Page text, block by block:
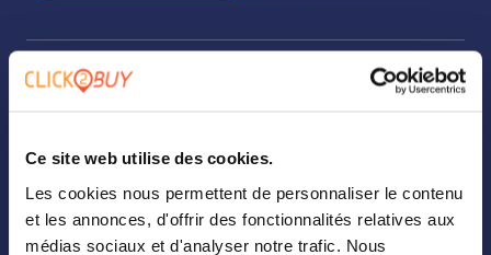
Ce site web utilise des cookies.
Les cookies nous permettent de personnaliser le contenu
et les annonces, d'offrir des fonctionnalités relatives aux
médias sociaux et d'analyser notre trafic. Nous
SOLUTIONS
Where To Buy
Analytics